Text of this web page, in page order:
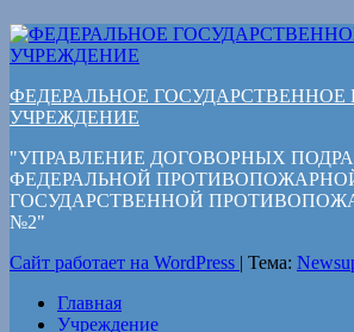
ФЕДЕРАЛЬНОЕ
УЧРЕЖДЕНИЕ
"УПРАВЛЕНИЕ ДОГОВОРНЫХ
ФЕДЕРАЛЬНОЙ
ГОСУДАРСТВЕННОЙ
№2"
Сайт работает на WordPress | Тема:
Главная
Учреждение